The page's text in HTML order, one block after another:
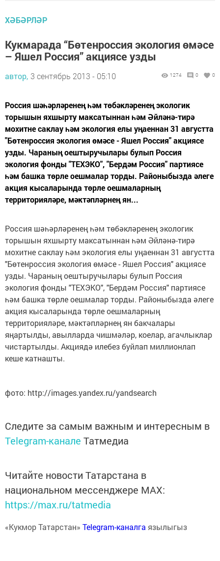
ХӘБӘРЛӘР
Кукмарада “Бөтенроссия экология өмәсе
– Яшел Россия” акциясе узды
автор, 3 сентябрь 2013 - 05:10 1274 0 0
Россия шәһәрләренең һәм төбәкләренең экологик
торышын яхшырту максатыннан һәм Әйләнә-тирә
мохитне саклау һәм экология елы уңаеннан 31 августта
"Бөтенроссия экология өмәсе - Яшел Россия" акциясе
узды. Чараның оештыручылары булып Россия
экология фонды "ТЕХЭКО", "Бердәм Россия" партиясе
һәм башка төрле оешмалар торды. Районыбызда әлеге
акция кысаларында төрле оешмаларның
территорияләре, мәктәпләрнең ян...
Россия шәһәрләренең һәм төбәкләренең экологик
торышын яхшырту максатыннан һәм Әйләнә-тирә
мохитне саклау һәм экология елы уңаеннан 31 августта
"Бөтенроссия экология өмәсе - Яшел Россия" акциясе
узды. Чараның оештыручылары булып Россия
экология фонды "ТЕХЭКО", "Бердәм Россия" партиясе
һәм башка төрле оешмалар торды. Районыбызда әлеге
акция кысаларында төрле оешмаларның
территорияләре, мәктәпләрнең ян бакчалары
яңартылды, авылларда чишмәләр, коелар, агачлыклар
чистартылды. Акциядә илебез буйлап миллионлап
кеше катнашты.
фото: http://images.yandex.ru/yandsearch
Следите за самым важным и интересным в
Telegram-канале Татмедиа
Читайте новости Татарстана в
национальном мессенджере MАХ:
https://max.ru/tatmedia
«Кукмор Татарстан» Telegram-каналга язылыгыз